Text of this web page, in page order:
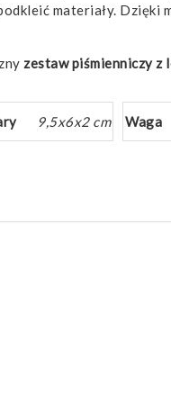
materiały.
zestaw piśmienniczy z
9,5x6x2 cm Waga